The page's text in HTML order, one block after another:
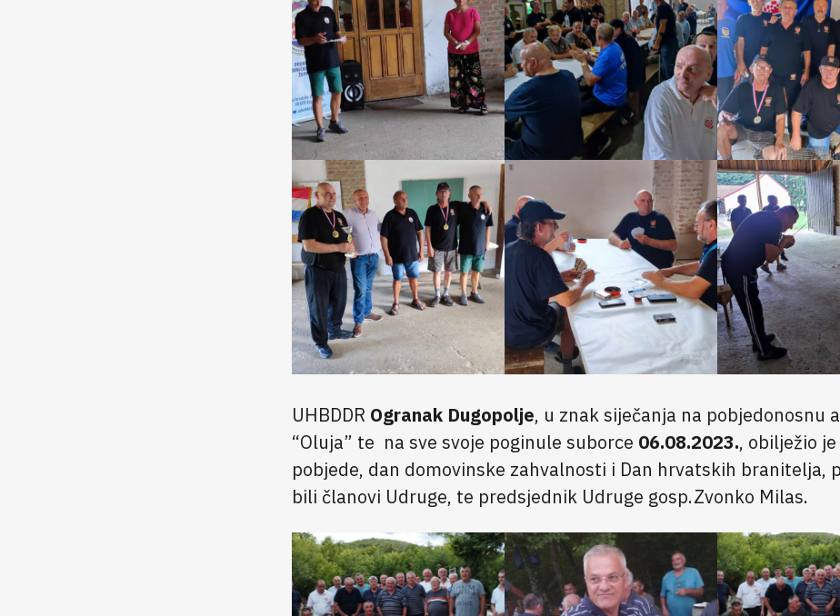
UHBDDR Ogranak Dugopolje, u znak siječanja na pobjedonosnu
“Oluja” te na sve svoje poginule suborce 06.08.2023., obilježio je
pobjede, dan domovinske zahvalnosti i Dan hrvatskih branitelja,
bili članovi Udruge, te predsjednik Udruge gosp.Zvonko Milas.